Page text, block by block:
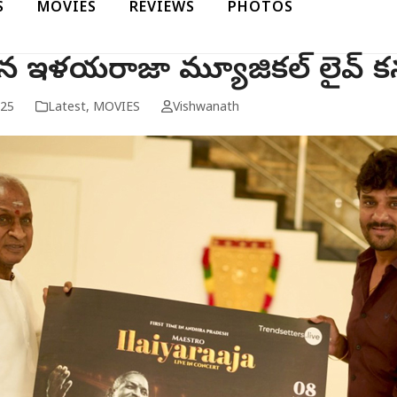
MOVIES REVIEWS PHOTOS
ఇళయరాజా మ్యూజికల్ లైవ్
Latest, MOVIES Vishwanath